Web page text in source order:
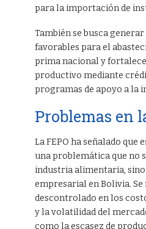
para la importación de
También se busca
favorables para el
prima nacional y
productivo mediante
programas de apoyo a la
Problemas en
La FEPO ha señalado que
una problemática que no
industria alimentaria,
empresarial en Bolivia.
descontrolado en los
y la volatilidad del
como la escasez de